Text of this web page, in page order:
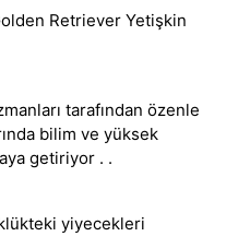
tarafından özenle
bilim ve yüksek
getiriyor . .
yiyecekleri